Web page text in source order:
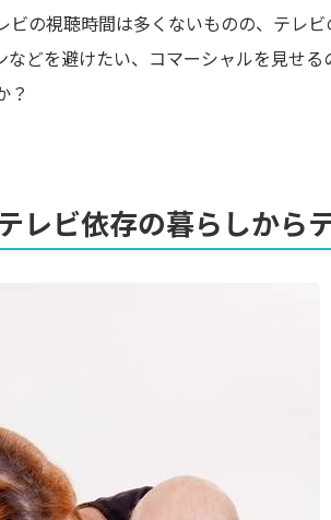
ビの視聴時間は多くないものの、テレ
などを避けたい、コマーシャルを見せ
？
レビ依存の暮らしから